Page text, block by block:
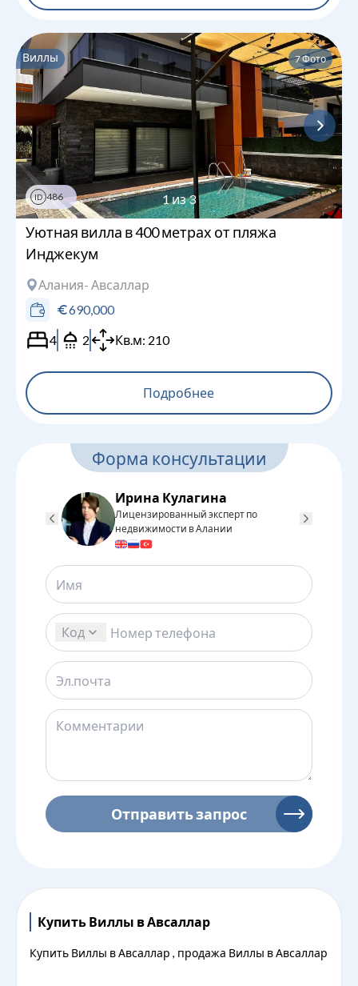
Виллы 7Фото
ID 486 1из3
Уютная вилла в 400 метрах от пляжа
Инджекум
Алания- Авсаллар
690,000
4
2 Кв.м: 210
Подробнее
Форма консультации
Ирина Кулагина
Лицензированный эксперт по
недвижимости в Алании
Код
Отправить запрос
Купить Виллы в Авсаллар
Купить Виллы в Авсаллар , продажа Виллы в Авсаллар